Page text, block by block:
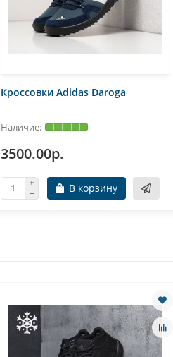
Кроссовки Adidas Daroga
3500.00р.
В корзину